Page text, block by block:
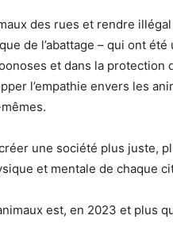
des rues et rendre
de l’abattage – qui ont
et dans la protection
l’empathie envers les
une société plus juste,
et mentale de chaque
est, en 2023 et plus